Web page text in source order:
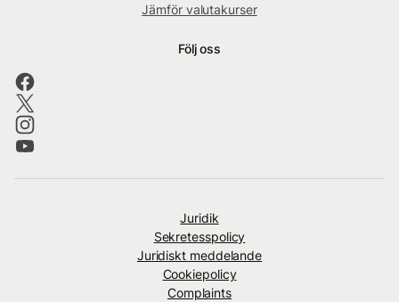
Jämför valutakurser
Följ oss
Juridik
Sekretesspolicy
Juridiskt meddelande
Cookiepolicy
Complaints